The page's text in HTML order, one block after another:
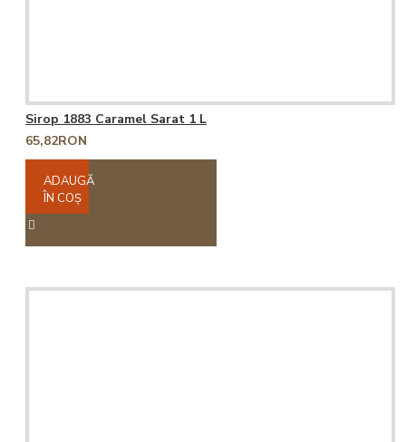
Sirop 1883 Caramel Sarat 1 L
65,82RON
ADAUGĂ
ÎN COŞ